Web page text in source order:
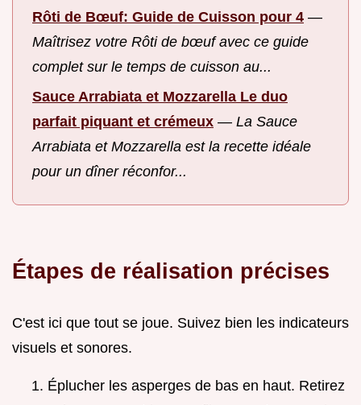
Rôti de Bœuf: Guide de Cuisson pour 4 —
Maîtrisez votre Rôti de bœuf avec ce guide
complet sur le temps de cuisson au...
Sauce Arrabiata et Mozzarella Le duo
parfait piquant et crémeux — La Sauce
Arrabiata et Mozzarella est la recette idéale
pour un dîner réconfor...
Étapes de réalisation précises
C'est ici que tout se joue. Suivez bien les indicateurs
visuels et sonores.
Éplucher les asperges de bas en haut. Retirez